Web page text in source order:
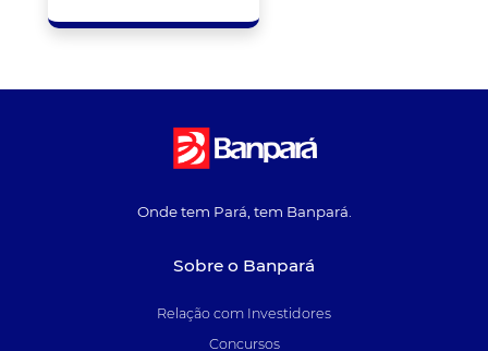
Onde tem Pará, tem Banpará.
Sobre o Banpará
Relação com Investidores
Concursos